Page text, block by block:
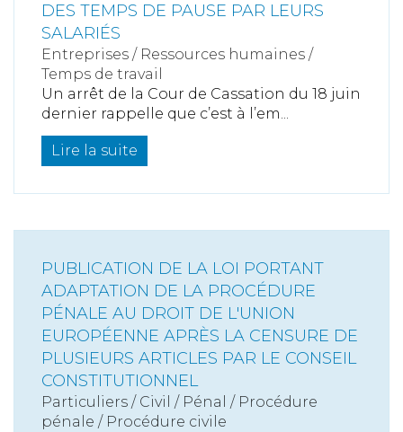
DES TEMPS DE PAUSE PAR LEURS
SALARIÉS
Entreprises / Ressources humaines /
Temps de travail
Un arrêt de la Cour de Cassation du 18 juin
dernier rappelle que c’est à l’em...
Lire la suite
PUBLICATION DE LA LOI PORTANT
ADAPTATION DE LA PROCÉDURE
PÉNALE AU DROIT DE L'UNION
EUROPÉENNE APRÈS LA CENSURE DE
PLUSIEURS ARTICLES PAR LE CONSEIL
CONSTITUTIONNEL
Particuliers / Civil / Pénal / Procédure
pénale / Procédure civile